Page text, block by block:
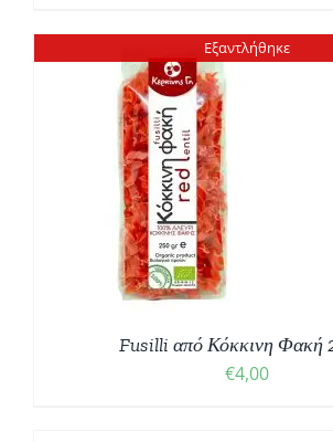
Εξαντλήθηκε
Fusilli από Κόκκινη Φακή
€4,00